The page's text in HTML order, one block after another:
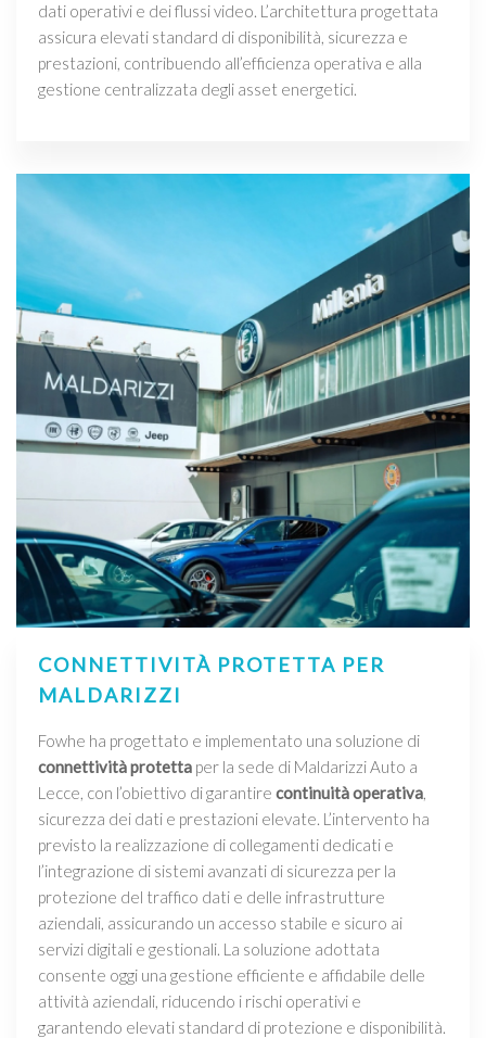
dati operativi e dei flussi video. L’architettura progettata
assicura elevati standard di disponibilità, sicurezza e
prestazioni, contribuendo all’efficienza operativa e alla
gestione centralizzata degli asset energetici.
CONNETTIVITÀ PROTETTA PER
MALDARIZZI
Fowhe ha progettato e implementato una soluzione di
connettività protetta per la sede di Maldarizzi Auto a
Lecce, con l’obiettivo di garantire continuità operativa,
sicurezza dei dati e prestazioni elevate. L’intervento ha
previsto la realizzazione di collegamenti dedicati e
l’integrazione di sistemi avanzati di sicurezza per la
protezione del traffico dati e delle infrastrutture
aziendali, assicurando un accesso stabile e sicuro ai
servizi digitali e gestionali. La soluzione adottata
consente oggi una gestione efficiente e affidabile delle
attività aziendali, riducendo i rischi operativi e
garantendo elevati standard di protezione e disponibilità.